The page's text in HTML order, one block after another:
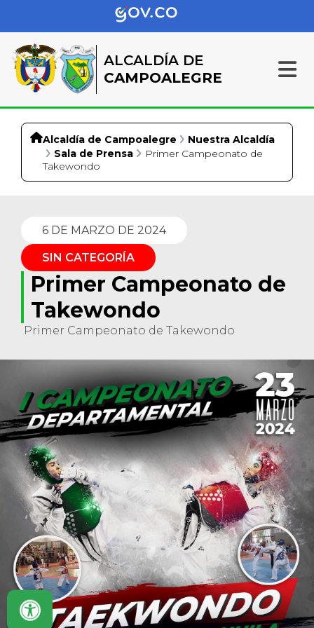
ALCALDÍA DE
CAMPOALEGRE
Alcaldía de Campoalegre
Nuestra Alcaldía
Sala de Prensa
Primer Campeonato de
Takewondo
6 DE MARZO DE 2024
SIN CATEGORÍA
Primer Campeonato de
Takewondo
Primer Campeonato de Takewondo